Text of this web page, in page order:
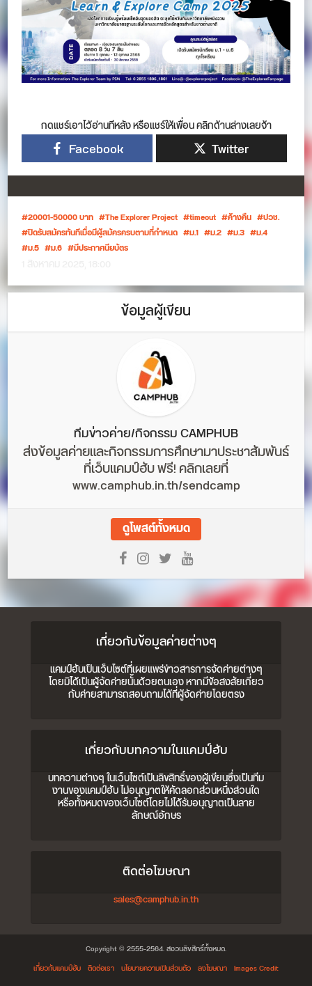
กดแชร์เอาไว้อ่านทีหลัง หรือแชร์ให้เพื่อน คลิกด้านล่างเลยจ้า
Facebook Twitter
20001-50000 บาท The Explorer Project timeout ค้างคืน
ปวช.
ปิดรับสมัครทันทีเมื่อมีผู้สมัครครบตามที่กำหนด
ม.1 ม.2 ม.3
ม.4
ม.5
ม.6 มีประกาศนียบัตร
ข้อมูลผู้เขียน
ทีมข่าวค่าย/กิจกรรม CAMPHUB
ส่งข้อมูลค่ายและกิจกรรมการศึกษามาประชาสัมพันธ์
ที่เว็บแคมป์ฮับ ฟรี! คลิกเลยที่
www.camphub.in.th/sendcamp
ดูโพสต์ทั้งหมด
เกี่ยวกับข้อมูลค่ายต่างๆ
แคมป์ฮับเป็นเว็บไซต์ที่เผยแพร่ข่าวสารการจัดค่ายต่างๆ
โดยมิได้เป็นผู้จัดค่ายนั้นด้วยตนเอง หากมีข้อสงสัยเกี่ยว
กับค่ายสามารถสอบถามได้ที่ผู้จัดค่ายโดยตรง
เกี่ยวกับบทความในแคมป์ฮับ
บทความต่างๆ ในเว็บไซต์เป็นลิขสิทธิ์ของผู้เขียนซึ่งเป็นทีม
งานของแคมป์ฮับ ไม่อนุญาตให้คัดลอกส่วนหนึ่งส่วนใด
หรือทั้งหมดของเว็บไซต์โดยไม่ได้รับอนุญาตเป็นลาย
ลักษณ์อักษร
ติดต่อโฆษณา
sales@camphub.in.th
Copyright © 2555-2564. สงวนลิขสิทธิ์ทั้งหมด.
เกี่ยวกับแคมป์ฮับ ติดต่อเรา นโยบายความเป็นส่วนตัว ลงโฆษณา Images Credit